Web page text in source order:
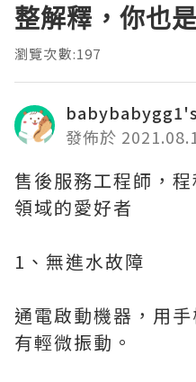
整解釋，你也
瀏覽次數:197
發佈於
售後服務工程師，
領域的愛好者
1、無進水故障
通電啟動機器，用
有輕微振動。